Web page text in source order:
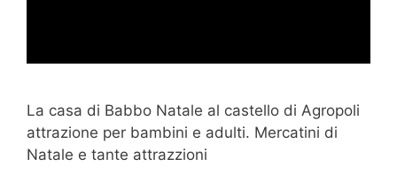
La casa di Babbo Natale al castello di Agropoli
attrazione per bambini e adulti. Mercatini di
Natale e tante attrazzioni